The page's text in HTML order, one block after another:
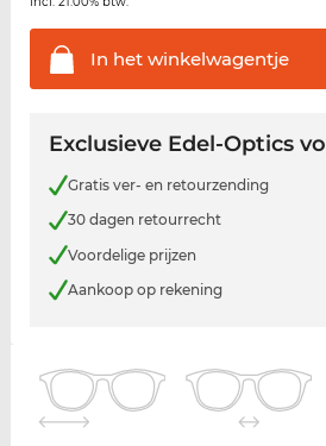
In hetwinkelwagentje
Exclusieve Edel-Optics
Gratis ver- en retourzending
30 dagen retourrecht
Voordelige prijzen
Aankoop op rekening